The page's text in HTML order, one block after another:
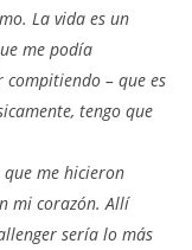
La vida es un
me podía
– que es
tengo que
me hicieron
mi corazón. Allí
sería lo más